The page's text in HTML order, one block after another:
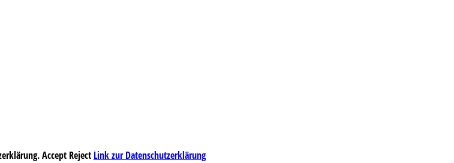
Accept Reject Link zur Datenschutzerklärung